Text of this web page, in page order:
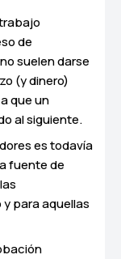
de
suelen darse
(y dinero)
que un
al siguiente.
es todavía
fuente de
para aquellas